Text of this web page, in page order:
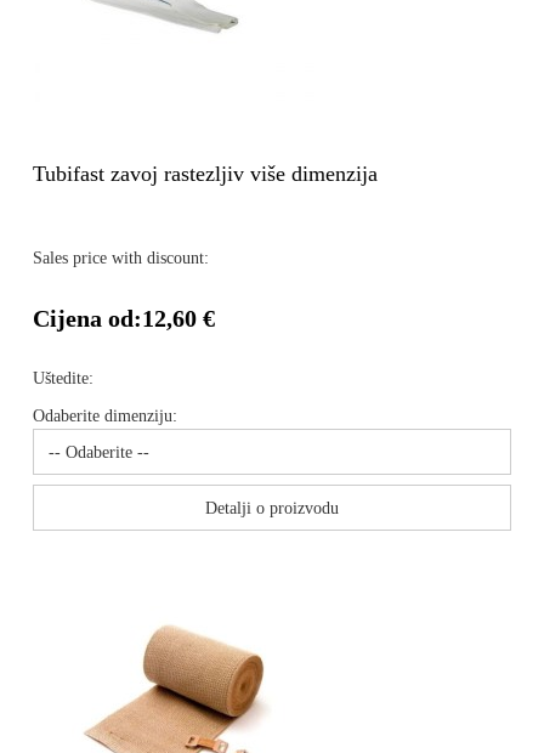
Tubifast zavoj rastezljiv više dimenzija
Sales price with discount:
Cijena od:12,60 €
Uštedite:
Odaberite dimenziju:
Detalji o proizvodu